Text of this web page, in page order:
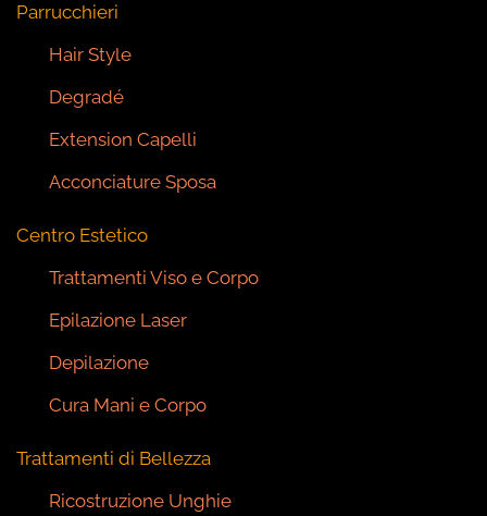
Parrucchieri
Hair Style
Degradé
Extension Capelli
Acconciature Sposa
Centro Estetico
Trattamenti Viso e Corpo
Epilazione Laser
Depilazione
Cura Mani e Corpo
Trattamenti di Bellezza
Ricostruzione Unghie